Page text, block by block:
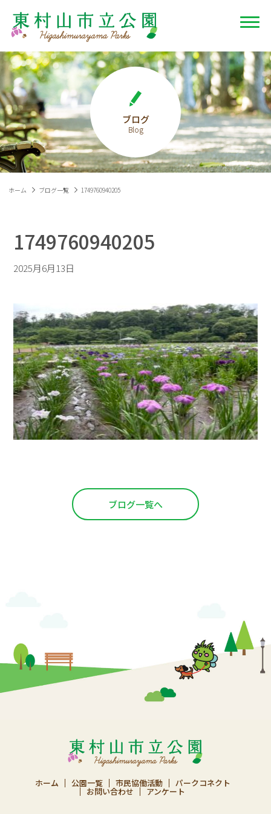
ブログ
ホーム ブログ一覧 1749760940205
1749760940205
2025月6月13日
ブログ一覧へ
ホーム 公園一覧 市民協働活動 パークコネクト
お問い合わせ アンケート